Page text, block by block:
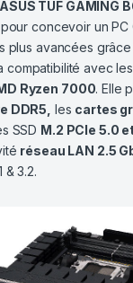
TUF GAMING
concevoir un PC
plus avancées grâce
compatibilité avec les
Ryzen 7000. Elle
DDR5, les cartes
SSD M.2 PCIe 5.0
réseau LAN 2.5
& 3.2.